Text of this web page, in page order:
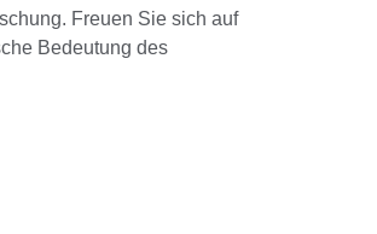
Freuen Sie sich auf
Bedeutung des